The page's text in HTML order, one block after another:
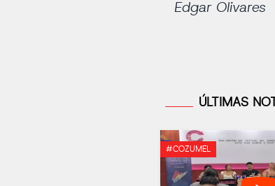
Edgar Olivares
ÚLTIMAS
#COZUMEL